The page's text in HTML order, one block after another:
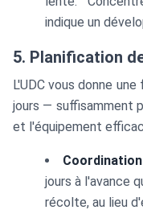
indique un
5. Planification
L'UDC vous donne
jours — suffisamment
et l'équipement
jours à l'avance
récolte, au lieu